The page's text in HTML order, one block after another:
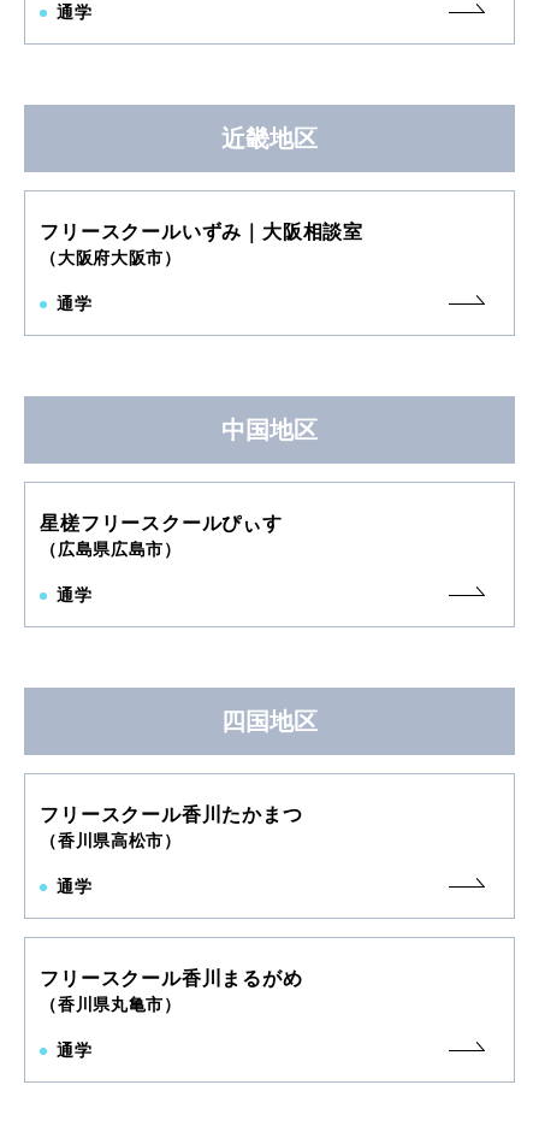
通学
近畿地区
フリースクールいずみ｜大阪相談室
（大阪府大阪市）
通学
中国地区
星槎フリースクールぴぃす
（広島県広島市）
通学
四国地区
フリースクール香川たかまつ
（香川県高松市）
通学
フリースクール香川まるがめ
（香川県丸亀市）
通学